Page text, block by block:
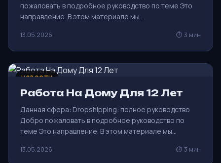
пожаловать в подробное руководство по теме Это
направление. В этом материале мы…
13.05.2026 ⏱ 3 мин
НОВОСТИ
Работа На Дому Для 12 Лет
Данная сфера: Dropshipping: полное руководство
Добро пожаловать в подробное руководство по
теме Это направление. В этом материале мы…
13.05.2026 ⏱ 3 мин